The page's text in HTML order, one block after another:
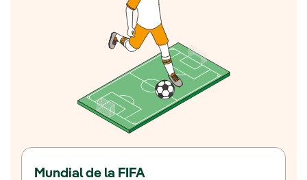
Mundial de la FIFA